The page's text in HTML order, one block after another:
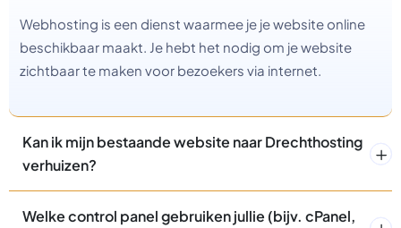
Webhosting is een dienst waarmee je je website online
beschikbaar maakt. Je hebt het nodig om je website
zichtbaar te maken voor bezoekers via internet.
Kan ik mijn bestaande website naar Drechthosting
verhuizen?
Welke control panel gebruiken jullie (bijv. cPanel,